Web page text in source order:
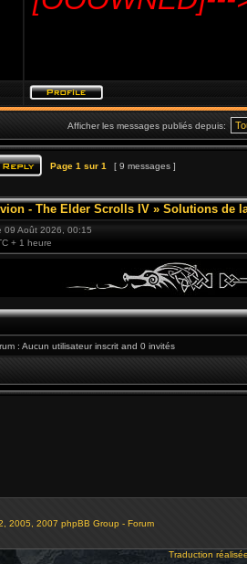
Afficher les messages publiés depuis:
Page 1 sur 1 [ 9 messages ]
- The Elder Scrolls IV » Solutions de
09 Août 2026, 00:15
+ 1 heure
: Aucun utilisateur inscrit and 0 invités
2005, 2007 phpBB Group - Forum
Traduction